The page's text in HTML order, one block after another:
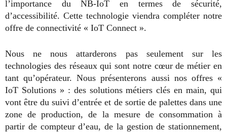
l’importance du NB-IoT en termes de sécurité,
d’accessibilité. Cette technologie viendra compléter notre
offre de connectivité « IoT Connect ».
Nous ne nous attarderons pas seulement sur les
technologies des réseaux qui sont notre cœur de métier en
tant qu’opérateur. Nous présenterons aussi nos offres «
IoT Solutions » : des solutions métiers clés en main, qui
vont être du suivi d’entrée et de sortie de palettes dans une
zone de production, de la mesure de consommation à
partir de compteur d’eau, de la gestion de stationnement,